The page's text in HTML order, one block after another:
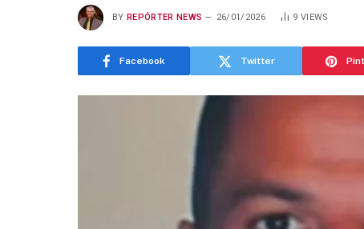
BY REPÓRTER NEWS 26/01/2026 9 VIEWS
Facebook Twitter